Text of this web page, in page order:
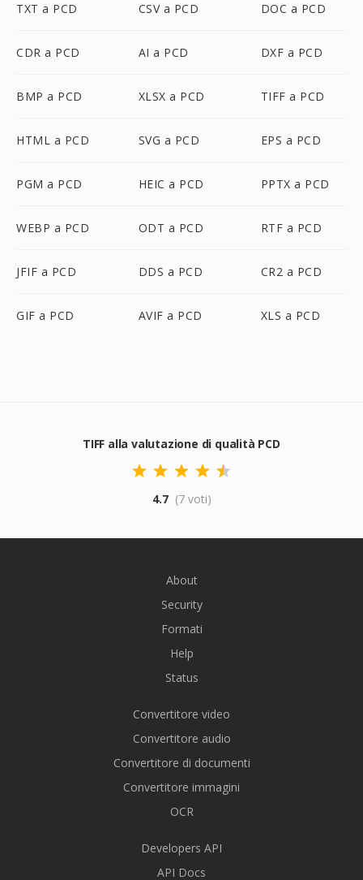
TXT a PCD CSV a PCD DOC a PCD
CDR a PCD AI a PCD DXF a PCD
BMP a PCD XLSX a PCD TIFF a PCD
HTML a PCD SVG a PCD EPS a PCD
PGM a PCD HEIC a PCD PPTX a PCD
WEBP a PCD ODT a PCD RTF a PCD
JFIF a PCD DDS a PCD CR2 a PCD
GIF a PCD AVIF a PCD XLS a PCD
TIFF alla valutazione di qualità PCD
4.7 (7 voti)
About
Security
Formati
Help
Status
Convertitore video
Convertitore audio
Convertitore di documenti
Convertitore immagini
OCR
Developers API
API Docs